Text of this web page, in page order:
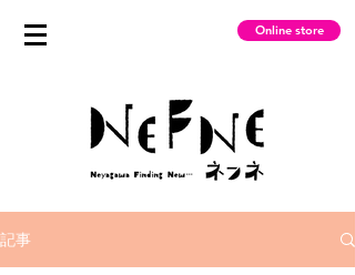
Online store
記事